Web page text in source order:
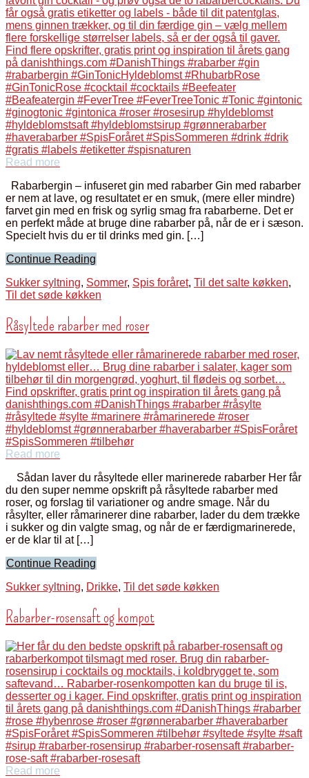
Read more
Rabarbergin – infuseret gin med rabarber Gin med rabarber
er nem at lave, og resultatet er en smuk, (mere eller mindre)
farvet gin med en frisk og syrlig smag fra rabarberne. Det er
en perfekt måde at bruge dine rabarber på, når de er i sæson.
Specielt hvis du er til drinks med gin. […]
Continue Reading
Sukker syltning, Sommer, Spis foråret, Til det salte køkken,
Til det søde køkken
Råsyltede rabarber med roser
Read more
Sådan laver du råsyltede eller marinerede rabarber Her får
du den super nemme opskrift på råsyltede rabarber med
roser, og forslag til variationer og andre smage. Når du
råsylter, eller råmarinerer dine rabarber, lader du dem trække
i sukker og din valgte smag, og når de er færdigmarinerede,
er de klar til at […]
Continue Reading
Sukker syltning, Drikke, Til det søde køkken
Rabarber-rosensaft og kompot
Read more